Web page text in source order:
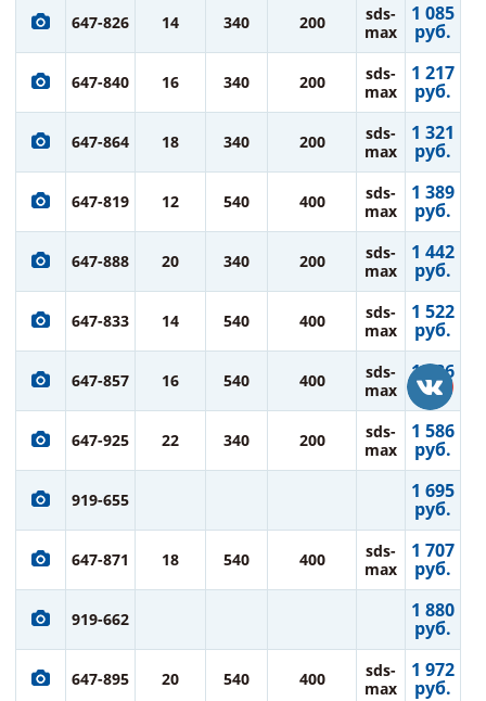
647-826 14 340 200
sds-
max
1 085
руб.
647-840 16 340 200
sds-
max
1 217
руб.
647-864 18 340 200
sds-
max
1 321
руб.
647-819 12 540 400
sds-
max
1 389
руб.
647-888 20 340 200
sds-
max
1 442
руб.
647-833 14 540 400
sds-
max
1 522
руб.
647-857 16 540 400
sds-
max
1 586
руб.
647-925 22 340 200
sds-
max
1 586
руб.
919-655 1 695
руб.
647-871 18 540 400
sds-
max
1 707
руб.
919-662 1 880
руб.
647-895 20 540 400
sds-
max
1 972
руб.